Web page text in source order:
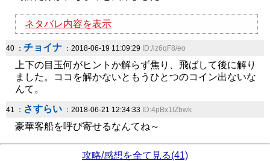
ネタバレ内容を表示
40 ： チョイナ ：2018-06-19 11:09:29 ID:/lz6qF8/eo
上下の目玉何がヒントか解らず焦り、飛ばして後に解り
ました。ココを解かないともうひとつのコイン出ないな
んて。
41 ： さすらい ：2018-06-21 12:34:33 ID:4pBx1lZbwk
豪華客船を呼び寄せるなんてね～
攻略/感想を全て見る(41)